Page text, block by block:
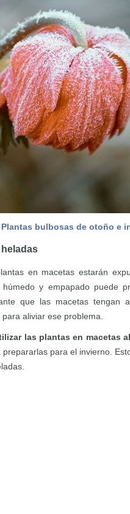
Plantas bulbosas de otoño e
en macetas estarán
y empapado puede
que las macetas tengan
aliviar ese problema.
las plantas en macetas
para el invierno.